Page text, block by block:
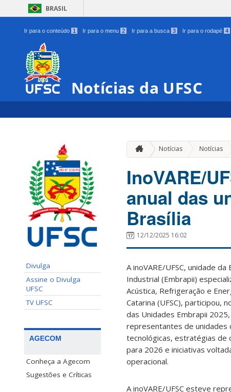
BRASIL
Ir para o conteúdo 1 Ir para o menu 2 Ir para a busca 3 Ir para o rodapé 4
Notícias da UFSC
Divulga
Assine o Divulga
UFSC
TV UFSC
AGECOM
Conheça a Agecom
Sugestões e Críticas
Notícias Notícias »
InoVARE/
anual das
Brasília
12/12/2025 16:02
A inoVARE/UFSC, unidade
Industrial (Embrapii)
Acústica, Refrigeração e
Catarina (UFSC), participou,
das Unidades Embrapii
representantes de unidades
tecnológicas, estratégias de
para 2026 e iniciativas
operacional.
A inoVARE/UFSC esteve